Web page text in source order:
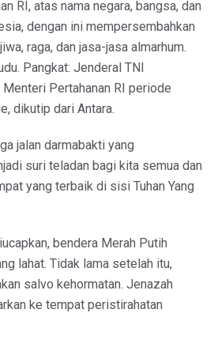
RI, atas nama negara, bangsa, dan
dengan ini mempersembahkan
raga, dan jasa-jasa almarhum.
Pangkat: Jenderal TNI
Menteri Pertahanan RI periode
dikutip dari Antara.
jalan darmabakti yang
suri teladan bagi kita semua dan
yang terbaik di sisi Tuhan Yang
bendera Merah Putih
lahat. Tidak lama setelah itu,
salvo kehormatan. Jenazah
ke tempat peristirahatan